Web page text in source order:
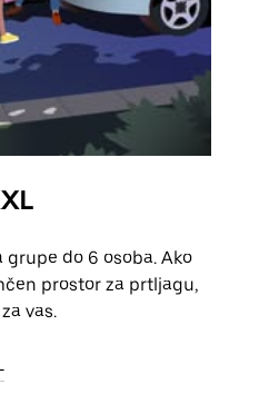
grupe do 6 osoba. Ako
prostor za prtljagu,
vas.